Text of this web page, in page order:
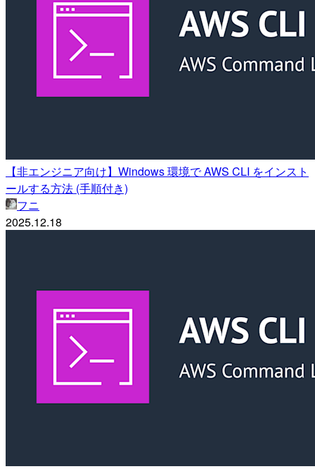
【非エンジニア向け】Windows 環境で AWS CLI をインスト
ールする方法 (手順付き)
フニ
2025.12.18